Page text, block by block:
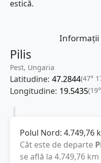
estică.
Informații
Pilis
Pest, Ungaria
Latitudine: 47.2844(47°
Longitudine: 19.5435
Polul Nord: 4.749,76
Cât este de departe
se află la 4.749,76 km